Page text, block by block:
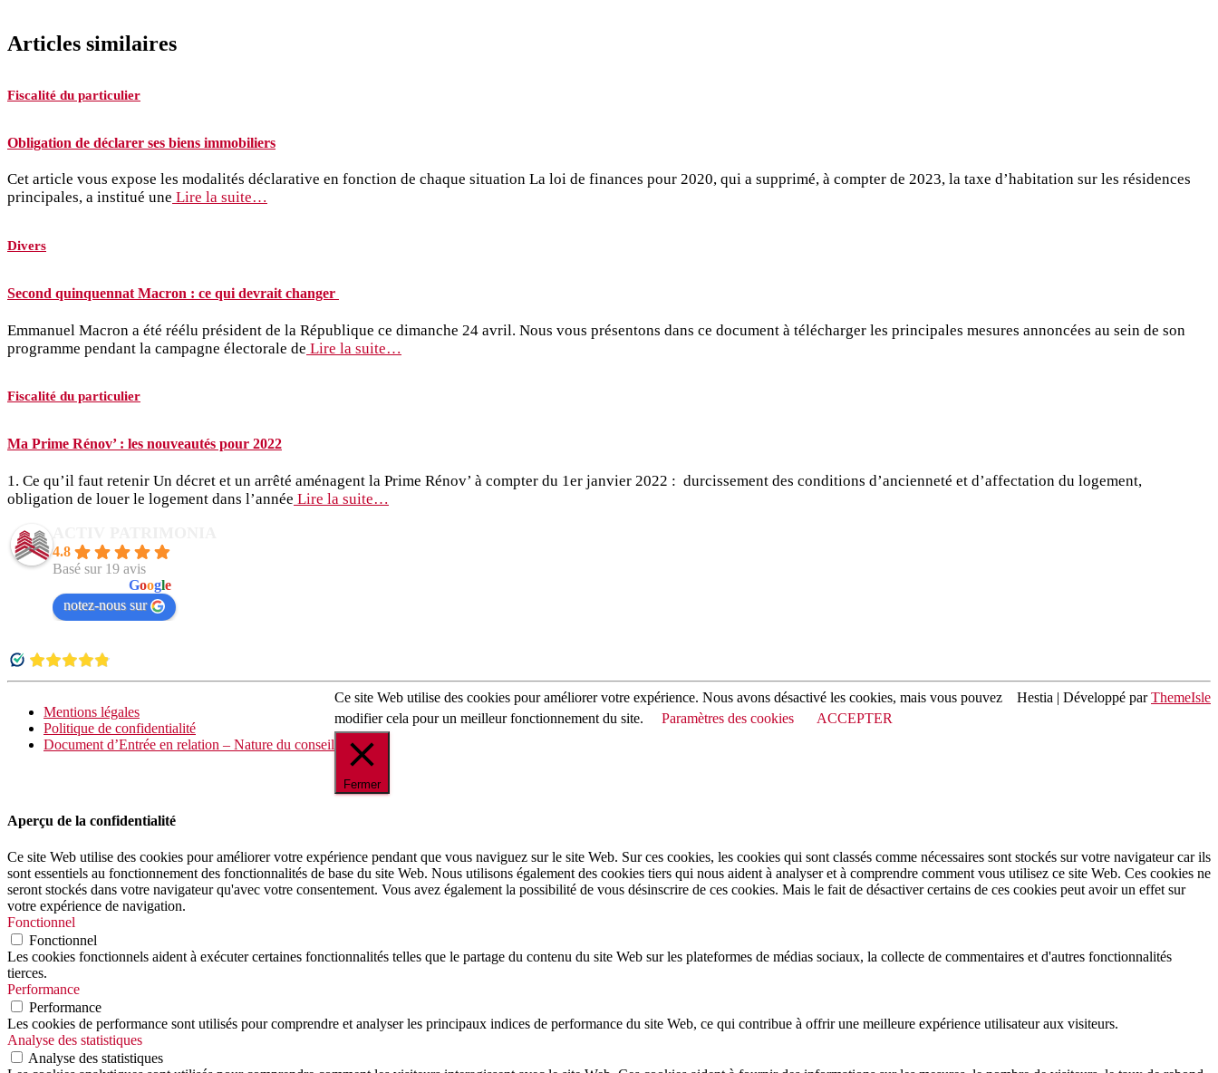
Articles similaires
Fiscalité du particulier
Obligation de déclarer ses biens immobiliers
Cet article vous expose les modalités déclarative en fonction de chaque situation La loi de finances pour 2020, qui a supprimé, à compter de 2023, la taxe d’habitation sur les résidences
principales, a institué une Lire la suite…
Divers
Second quinquennat Macron : ce qui devrait changer
Emmanuel Macron a été réélu président de la République ce dimanche 24 avril. Nous vous présentons dans ce document à télécharger les principales mesures annoncées au sein de son
programme pendant la campagne électorale de Lire la suite…
Fiscalité du particulier
Ma Prime Rénov’ : les nouveautés pour 2022
1. Ce qu’il faut retenir Un décret et un arrêté aménagent la Prime Rénov’ à compter du 1er janvier 2022 : durcissement des conditions d’ancienneté et d’affectation du logement,
obligation de louer le logement dans l’année Lire la suite…
4.8
Basé sur 19 avis
Google
notez-nous sur
Mentions légales
Politique de confidentialité
Document d’Entrée en relation – Nature du conseil
Hestia | Développé parThemeIsle
Ce site Web utilise des cookies pour améliorer votre expérience. Nous avons désactivé les cookies, mais vous pouvez
modifier cela pour un meilleur fonctionnement du site.
Paramètres des cookies ACCEPTER
Fermer
Aperçu de la confidentialité
Ce site Web utilise des cookies pour améliorer votre expérience pendant que vous naviguez sur le site Web. Sur ces cookies, les cookies qui sont classés comme nécessaires sont stockés sur votre navigateur car ils
sont essentiels au fonctionnement des fonctionnalités de base du site Web. Nous utilisons également des cookies tiers qui nous aident à analyser et à comprendre comment vous utilisez ce site Web. Ces cookies ne
seront stockés dans votre navigateur qu'avec votre consentement. Vous avez également la possibilité de vous désinscrire de ces cookies. Mais le fait de désactiver certains de ces cookies peut avoir un effet sur
votre expérience de navigation.
Fonctionnel
Fonctionnel
Les cookies fonctionnels aident à exécuter certaines fonctionnalités telles que le partage du contenu du site Web sur les plateformes de médias sociaux, la collecte de commentaires et d'autres fonctionnalités
tierces.
Performance
Performance
Les cookies de performance sont utilisés pour comprendre et analyser les principaux indices de performance du site Web, ce qui contribue à offrir une meilleure expérience utilisateur aux visiteurs.
Analyse des statistiques
Analyse des statistiques